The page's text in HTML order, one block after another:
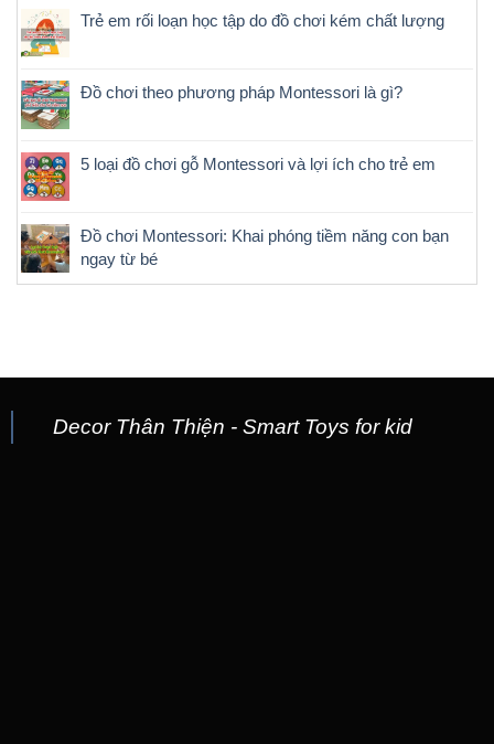
Trẻ em rối loạn học tập do đồ chơi kém chất lượng
Đồ chơi theo phương pháp Montessori là gì?
5 loại đồ chơi gỗ Montessori và lợi ích cho trẻ em
Đồ chơi Montessori: Khai phóng tiềm năng con bạn
ngay từ bé
Decor Thân Thiện - Smart Toys for kid